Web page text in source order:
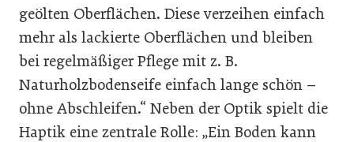
geölten Oberflächen. Diese verzeihen einfach
mehr als lackierte Oberflächen und bleiben
bei regelmäßiger Pflege mit z. B.
Naturholzbodenseife einfach lange schön –
ohne Abschleifen.“ Neben der Optik spielt die
Haptik eine zentrale Rolle: „Ein Boden kann